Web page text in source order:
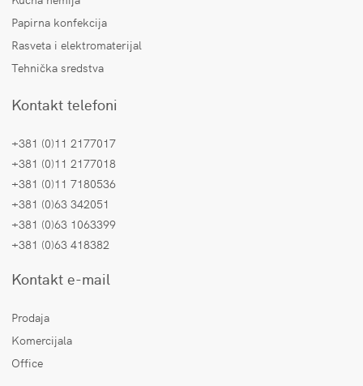
Papirna konfekcija
Rasveta i elektromaterijal
Tehnička sredstva
Kontakt telefoni
+381 (0)11 2177017
+381 (0)11 2177018
+381 (0)11 7180536
+381 (0)63 342051
+381 (0)63 1063399
+381 (0)63 418382
Kontakt e-mail
Prodaja
Komercijala
Office